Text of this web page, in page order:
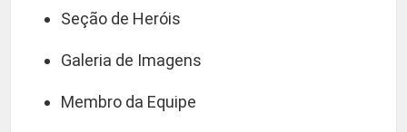
Seção de Heróis
Galeria de Imagens
Membro da Equipe